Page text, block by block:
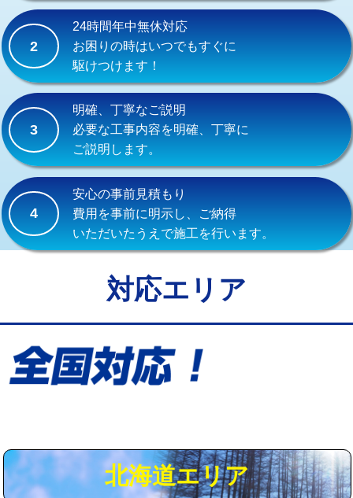
交換・取付(排水栓・排水トラップ
（P/S/ポップアップ））
交換・取付（その他部品）
持込商品取付（単水栓）
持込商品取付（混合水栓） 16,500円
持込商品取付（浄水器・分岐水栓） 16,500円
給水管工事※（ホール加工)
給水管工事※（バンド止め) 3,300円
給水管工事※（保温材使用（バンド止
5,500円
給水管工事※（土の掘削・埋め戻し作
業)
用（追加）/3ｍ超え)
給水管工事※（ライニング鋼管・銅
44,000円
2
24時間年中無休対応
お困りの時はいつでもすぐに
駆けつけます！
3
明確、丁寧なご説明
必要な工事内容を明確、丁寧に
ご説明します。
4
安心の事前見積もり
費用を事前に明示し、ご納得
いただいたうえで施工を行います。
対応エリア
北海道エリア